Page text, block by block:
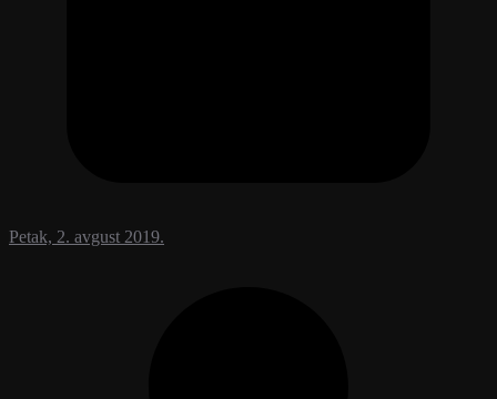
Petak, 2. avgust 2019.